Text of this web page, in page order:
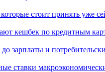
стоит принять уже
кешбек по кредитным
зарплаты и
ставки